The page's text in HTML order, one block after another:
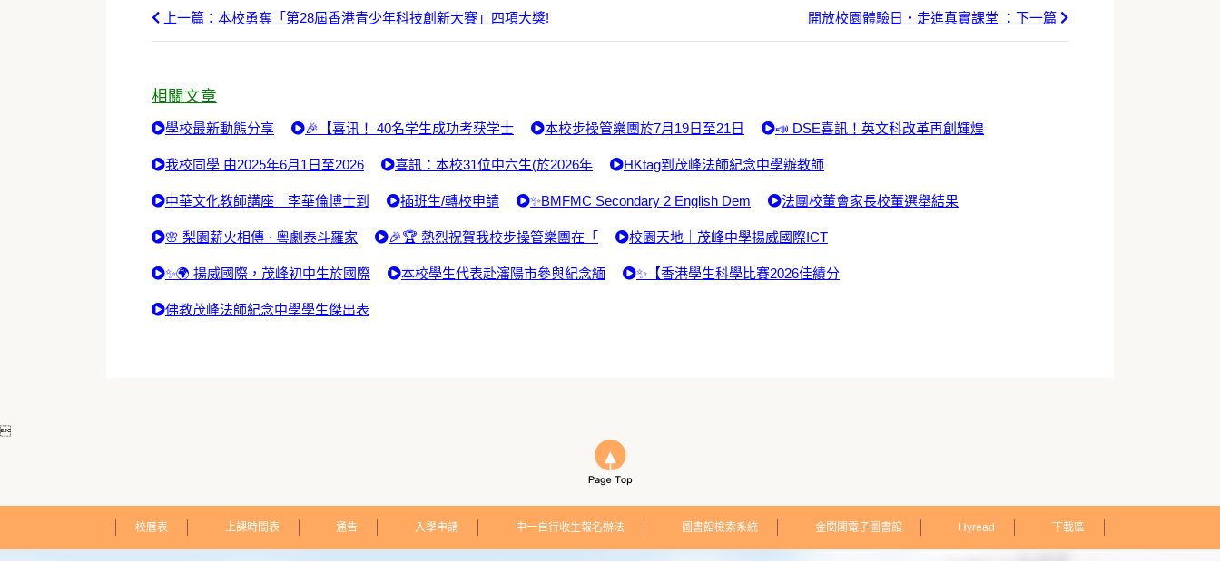
上一篇：本校勇奪「第28屆香港青少年科技創新大賽」四項大獎! 開放校園體驗日・走進真實課堂 ：下一篇
相關文章
學校最新動態分享 🎉【喜讯！ 40名学生成功考获学士 本校步操管樂團於7月19日至21日 📣 DSE喜訊！英文科改革再創輝煌
我校同學 由2025年6月1日至2026 喜訊：本校31位中六生(於2026年 HKtag到茂峰法師紀念中學辦教師
中華文化教師講座 李華倫博士到 插班生/轉校申請 ✨BMFMC Secondary 2 English Dem 法團校董會家長校董選舉結果
🌸 梨園薪火相傳 · 粵劇泰斗羅家 🎉🏆 熱烈祝賀我校步操管樂團在「 校園天地｜茂峰中學揚威國際ICT
✨🌍 揚威國際，茂峰初中生於國際 本校學生代表赴瀋陽市參與紀念緬 ✨【香港學生科學比賽2026佳績分
佛教茂峰法師紀念中學學生傑出表

校曆表 上課時間表 通告 入學申請 中一自行收生報名辦法 圖書館檢索系統 金閱閣電子圖書館 Hyread 下載區